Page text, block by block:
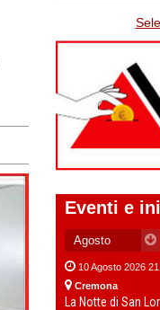
Eventi e
10 Agosto 2026
Cremona
La Notte di San